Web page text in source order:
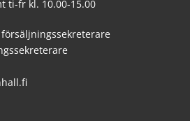
ti-fr kl. 10.00-15.00